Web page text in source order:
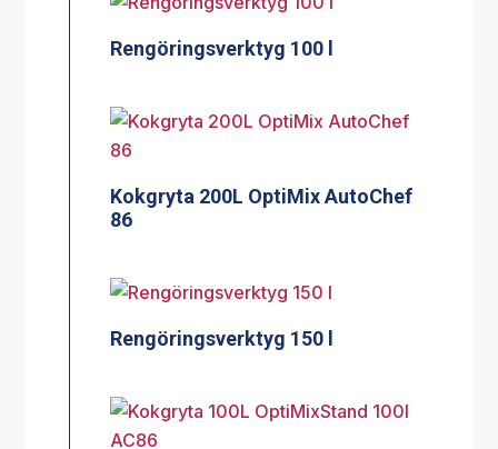
Rengöringsverktyg 100 l
Kokgryta 200L OptiMix AutoChef
86
Rengöringsverktyg 150 l